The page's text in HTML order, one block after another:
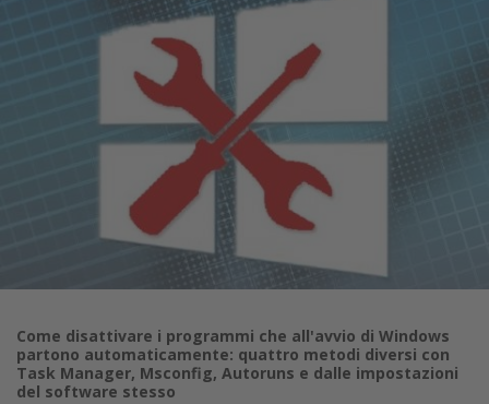
Come disattivare i programmi che all'avvio di Windows
partono automaticamente: quattro metodi diversi con
Task Manager, Msconfig, Autoruns e dalle impostazioni
del software stesso